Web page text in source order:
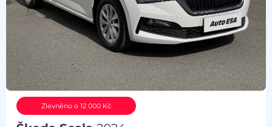
Zlevněno o 12 000 Kč